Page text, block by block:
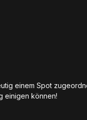
einem Spot
einigen können!